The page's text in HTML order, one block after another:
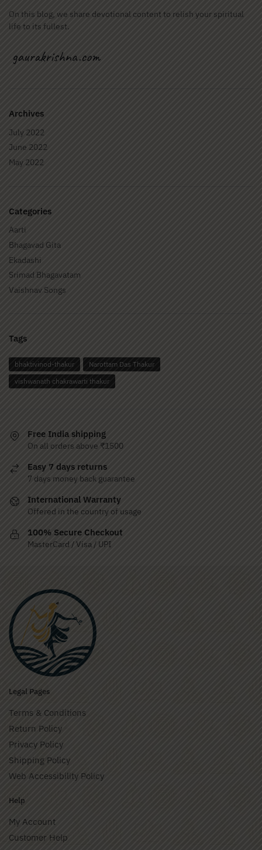
On this blog, we share devotional content to relish your spiritual
life to its fullest.
Archives
July 2022
June 2022
May 2022
Categories
Aarti
Bhagavad Gita
Ekadashi
Srimad Bhagavatam
Vaishnav Songs
Tags
bhaktivinod-thakur
Narottam Das Thakur
vishwanath chakrawarti thakur
Free India shipping
On all orders above ₹1500
Easy 7 days returns
7 days money back guarantee
International Warranty
Offered in the country of usage
100% Secure Checkout
MasterCard / Visa / UPI
Legal Pages
Terms & Conditions
Return Policy
Privacy Policy
Shipping Policy
Web Accessibility Policy
Help
My Account
Customer Help